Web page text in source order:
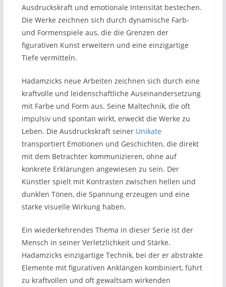
Ausdruckskraft und emotionale Intensität bestechen.
Die Werke zeichnen sich durch dynamische Farb-
und Formenspiele aus, die die Grenzen der
figurativen Kunst erweitern und eine einzigartige
Tiefe vermitteln.
Hadamzicks neue Arbeiten zeichnen sich durch eine
kraftvolle und leidenschaftliche Auseinandersetzung
mit Farbe und Form aus. Seine Maltechnik, die oft
impulsiv und spontan wirkt, erweckt die Werke zu
Leben. Die Ausdruckskraft seiner Unikate
transportiert Emotionen und Geschichten, die direkt
mit dem Betrachter kommunizieren, ohne auf
konkrete Erklärungen angewiesen zu sein. Der
Künstler spielt mit Kontrasten zwischen hellen und
dunklen Tönen, die Spannung erzeugen und eine
starke visuelle Wirkung haben.
Ein wiederkehrendes Thema in dieser Serie ist der
Mensch in seiner Verletzlichkeit und Stärke.
Hadamzicks einzigartige Technik, bei der er abstrakte
Elemente mit figurativen Anklängen kombiniert, führt
zu kraftvollen und oft gewaltsam wirkenden